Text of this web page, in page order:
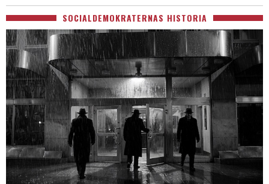
SOCIALDEMOKRATERNAS HISTORIA